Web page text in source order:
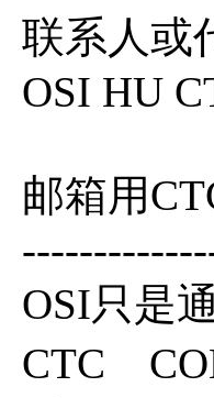
联系人或
OSI HU
邮箱用
OSI只是
CTC